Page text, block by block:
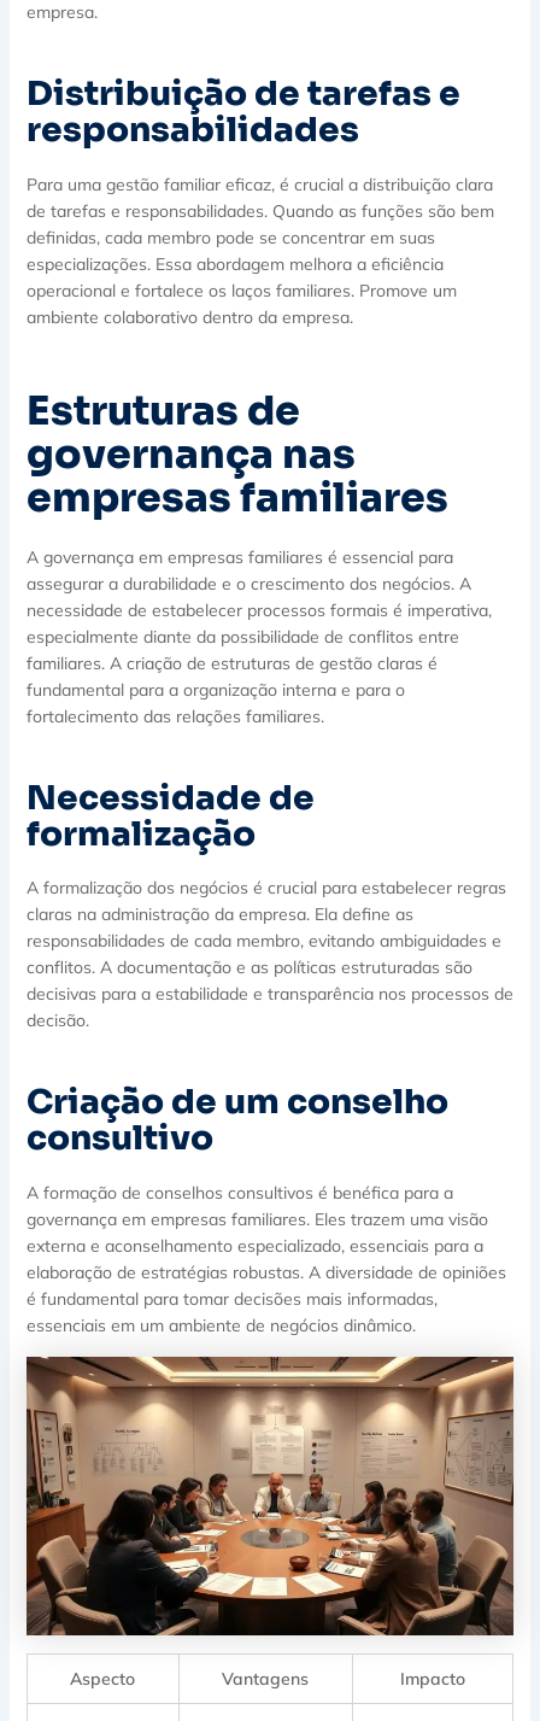
empresa.
Distribuição de tarefas e
responsabilidades
Para uma gestão familiar eficaz, é crucial a distribuição clara
de tarefas e responsabilidades. Quando as funções são bem
definidas, cada membro pode se concentrar em suas
especializações. Essa abordagem melhora a eficiência
operacional e fortalece os laços familiares. Promove um
ambiente colaborativo dentro da empresa.
Estruturas de
governança nas
empresas familiares
A governança em empresas familiares é essencial para
assegurar a durabilidade e o crescimento dos negócios. A
necessidade de estabelecer processos formais é imperativa,
especialmente diante da possibilidade de conflitos entre
familiares. A criação de estruturas de gestão claras é
fundamental para a organização interna e para o
fortalecimento das relações familiares.
Necessidade de
formalização
A formalização dos negócios é crucial para estabelecer regras
claras na administração da empresa. Ela define as
responsabilidades de cada membro, evitando ambiguidades e
conflitos. A documentação e as políticas estruturadas são
decisivas para a estabilidade e transparência nos processos de
decisão.
Criação de um conselho
consultivo
A formação de conselhos consultivos é benéfica para a
governança em empresas familiares. Eles trazem uma visão
externa e aconselhamento especializado, essenciais para a
elaboração de estratégias robustas. A diversidade de opiniões
é fundamental para tomar decisões mais informadas,
essenciais em um ambiente de negócios dinâmico.
Aspecto Vantagens Impacto